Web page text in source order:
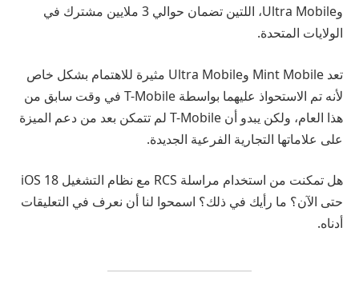
وUltra Mobile، اللتين تضمان حوالي 3 ملايين مشترك في
الولايات المتحدة.
تعد Mint Mobile وUltra Mobile مثيرة للاهتمام بشكل خاص
لأنه تم الاستحواذ عليهما بواسطة T-Mobile في وقت سابق من
هذا العام، ولكن يبدو أن T-Mobile لم تتمكن بعد من دعم الميزة
على علاماتها التجارية الفرعية الجديدة.
هل تمكنت من استخدام مراسلة RCS مع نظام التشغيل iOS 18
حتى الآن؟ ما رأيك في ذلك؟ اسمحوا لنا أن نعرف في التعليقات
أدناه.